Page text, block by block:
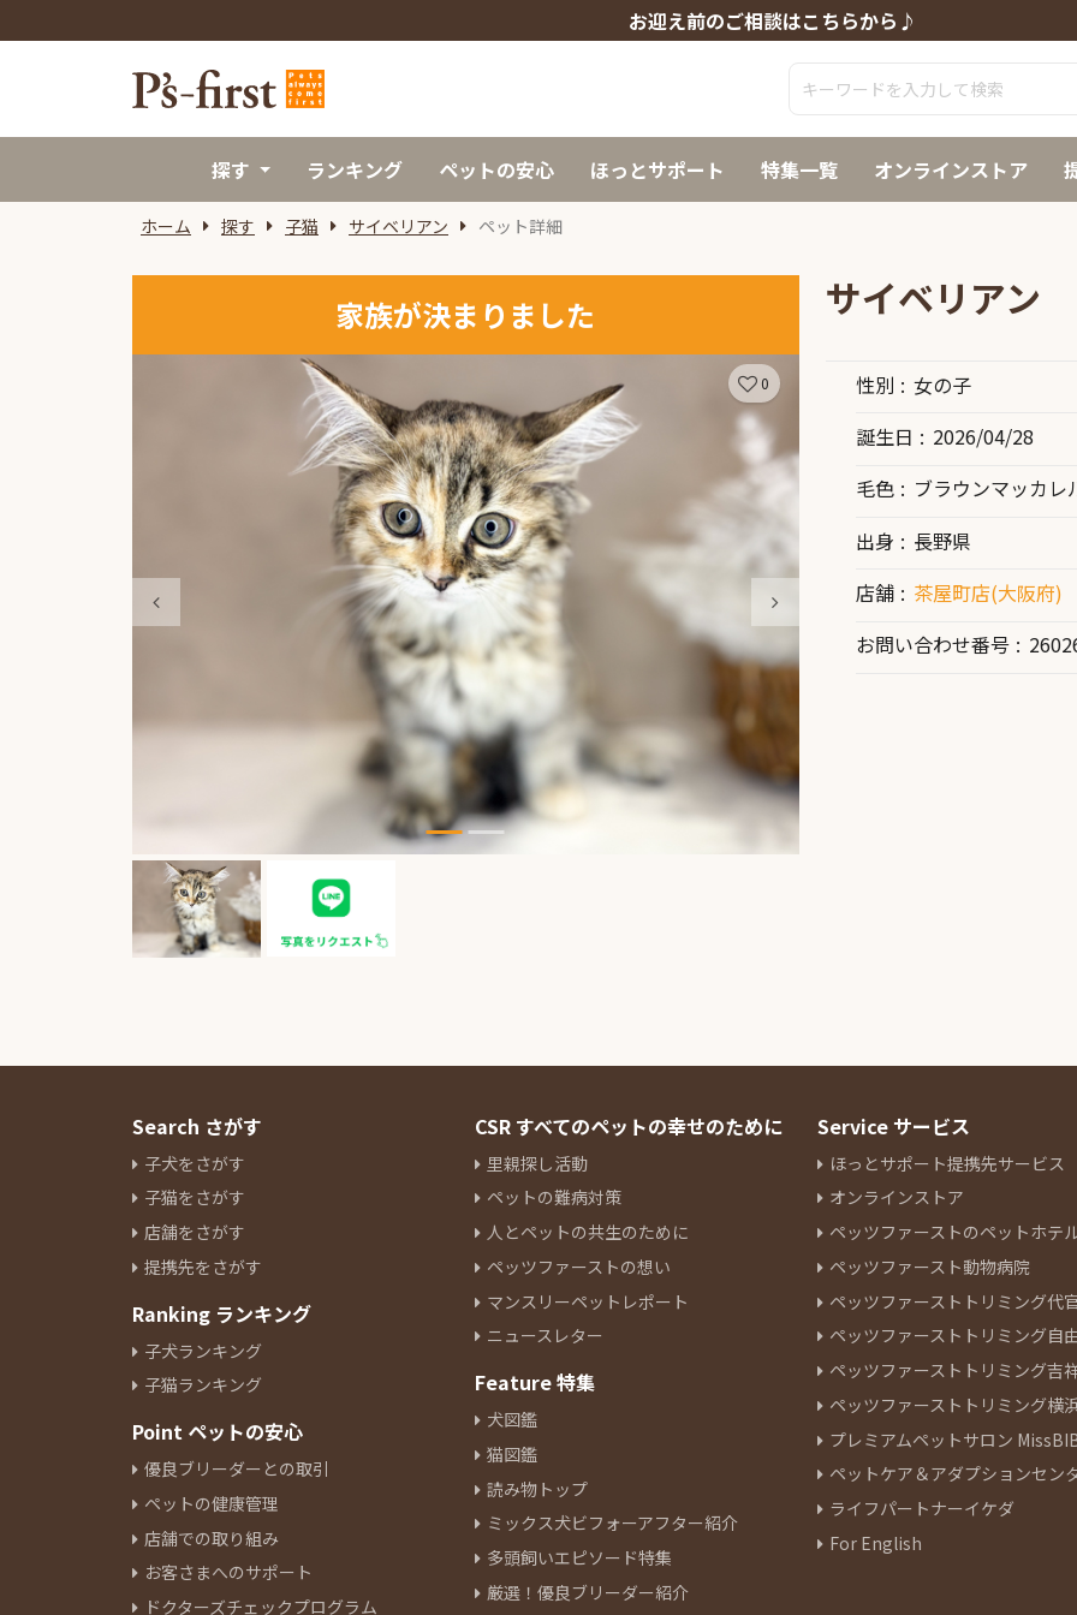
お迎え前のご相談はこちらから♪
探す ランキング ペットの安心 ほっとサポート 特集一覧 オンラインストア
ホーム 探す 子猫 サイベリアン ペット詳細
家族が決まりました
0
サイベリアン
性別
女の子
誕生日
2026/04/28
毛色
ブラウンマッカレ
出身
長野県
店舗
茶屋町店(大阪府)
お問い合わせ番号
Search さがす
子犬をさがす
子猫をさがす
店舗をさがす
提携先をさがす
Ranking ランキング
子犬ランキング
子猫ランキング
Point ペットの安心
優良ブリーダーとの取引
ペットの健康管理
店舗での取り組み
お客さまへのサポート
ドクターズチェックプログラム
CSR すべてのペットの幸せのために
里親探し活動
ペットの難病対策
人とペットの共生のために
ペッツファーストの想い
マンスリーペットレポート
ニュースレター
Feature 特集
犬図鑑
猫図鑑
読み物トップ
ミックス犬ビフォーアフター紹介
多頭飼いエピソード特集
厳選！優良ブリーダー紹介
Service サービス
ほっとサポート提携先サービス
オンラインストア
ペッツファーストのペットホテ
ペッツファースト動物病院
ペッツファーストトリミング代
ペッツファーストトリミング自
ペッツファーストトリミング吉
ペッツファーストトリミング横
プレミアムペットサロン
ペットケア＆アダプションセン
ライフパートナーイケダ
For English